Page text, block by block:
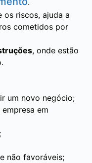
.
os riscos, ajuda a
cometidos por
, onde estão
um novo negócio;
em
não favoráveis;